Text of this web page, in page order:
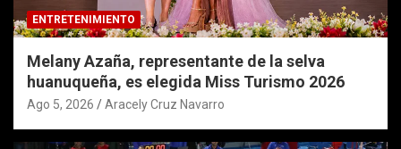
ENTRETENIMIENTO
Melany Azaña, representante de la selva
huanuqueña, es elegida Miss Turismo 2026
Ago 5, 2026 Aracely Cruz Navarro